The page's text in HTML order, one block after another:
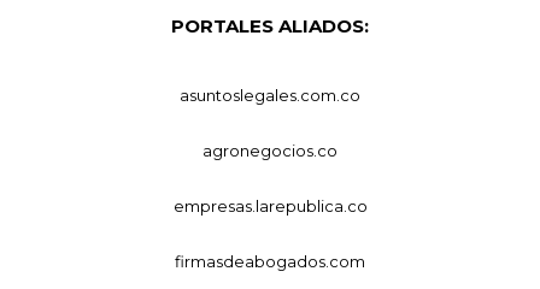
PORTALES ALIADOS:
asuntoslegales.com.co
agronegocios.co
empresas.larepublica.co
firmasdeabogados.com